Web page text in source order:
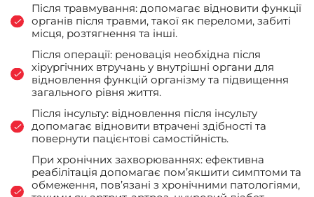
Після травмування: допомагає відновити функції
органів після травми, такої як переломи, забиті
місця, розтягнення та інші.
Після операції: реновація необхідна після
хірургічних втручань у внутрішні органи для
відновлення функцій організму та підвищення
загального рівня життя.
Після інсульту: відновлення після інсульту
допомагає відновити втрачені здібності та
повернути пацієнтові самостійність.
При хронічних захворюваннях: ефективна
реабілітація допомагає пом’якшити симптоми та
обмеження, пов’язані з хронічними патологіями,